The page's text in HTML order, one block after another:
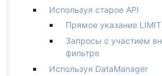
Используя старое API
Прямое указание LIMIT
Запросы с участием
фильтре
Используя DataManager